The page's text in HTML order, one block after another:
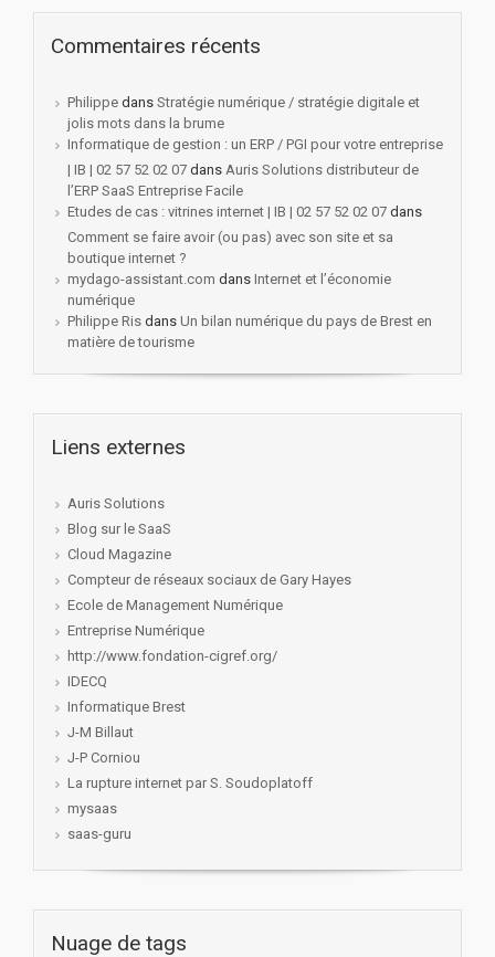
Commentaires récents
Philippe dans Stratégie numérique / stratégie digitale et
jolis mots dans la brume
Informatique de gestion : un ERP / PGI pour votre entreprise
| IB | 02 57 52 02 07 dans Auris Solutions distributeur de
l’ERP SaaS Entreprise Facile
Etudes de cas : vitrines internet | IB | 02 57 52 02 07 dans
Comment se faire avoir (ou pas) avec son site et sa
boutique internet ?
mydago-assistant.com dans Internet et l’économie
numérique
Philippe Ris dans Un bilan numérique du pays de Brest en
matière de tourisme
Liens externes
Auris Solutions
Blog sur le SaaS
Cloud Magazine
Compteur de réseaux sociaux de Gary Hayes
Ecole de Management Numérique
Entreprise Numérique
http://www.fondation-cigref.org/
IDECQ
Informatique Brest
J-M Billaut
J-P Corniou
La rupture internet par S. Soudoplatoff
mysaas
saas-guru
Nuage de tags